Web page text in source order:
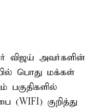
விஜய் அவர்களின்
பொது மக்கள்
பகுதிகளில்
குறித்து